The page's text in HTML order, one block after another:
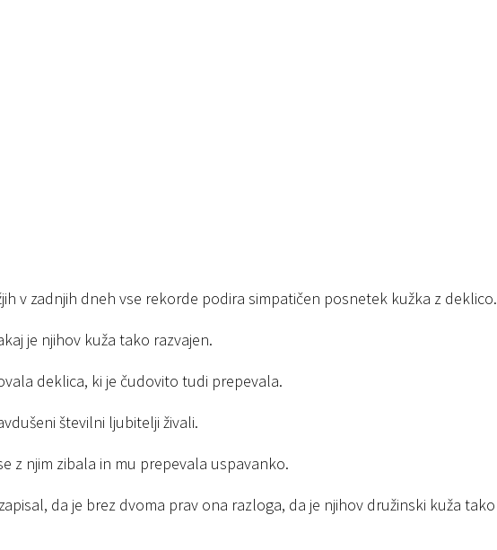
v zadnjih dneh vse rekorde podira simpatičen posnetek kužka z deklico.
je njihov kuža tako razvajen.
deklica, ki je čudovito tudi prepevala.
številni ljubitelji živali.
z njim zibala in mu prepevala uspavanko.
da je brez dvoma prav ona razloga, da je njihov družinski kuža tako